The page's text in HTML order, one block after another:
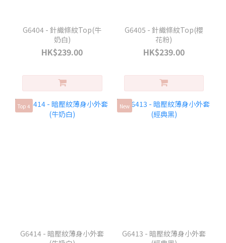
G6404 - 針織條紋Top(牛
奶白)
HK$239.00
G6405 - 針織條紋Top(櫻
花粉)
HK$239.00
Top 4
G6414 - 暗壓紋薄身小外套
New
G6413 - 暗壓紋薄身小外套